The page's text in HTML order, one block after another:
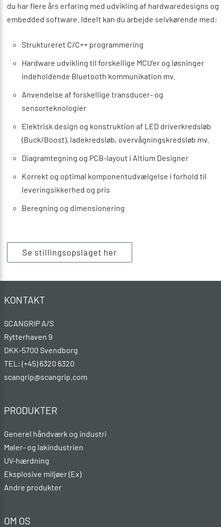
du har flere års erfaring med udvikling af hardwaredesigns og
embedded software. Ideelt kan du arbejde selvkørende med:
Struktureret C/C++ programmering
Hardware udvikling til forskellige MCU’er og løsninger
indeholdende Bluetooth kommunikation mv.
Anvendelse af forskellige transducer- og
sensorteknologier
Elektrisk design og konstruktion af LED driverkredsløb
(Buck/Boost), ladekredsløb, overvågningskredsløb mv.
Diagramtegning og PCB-layout i Altium Designer
Korrekt og optimal komponentudvælgelse i forhold til
leveringsikkerhed og pris
Beregning og dimensionering
Se stillingsopslaget her
KONTAKT
SCANGRIP A/S
Rytterhaven 9
DKK-5700 Svendborg
TEL: (+45) 6320 6320
scangrip@scangrip.com
PRODUKTER
Generel håndværk og industri
Maler- og lakindustrien
UV-hærdning
Eksplosive miljøer (Ex)
Andre produkter
OM OS